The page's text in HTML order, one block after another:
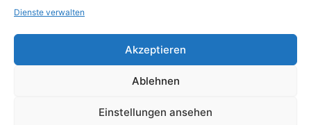
Dienste verwalten
Akzeptieren
Ablehnen
Einstellungen ansehen
Copyright © 2026 Pfandpirat | Präsentiert vonZimmermanns
Internet & PR-Beratung
Instagram